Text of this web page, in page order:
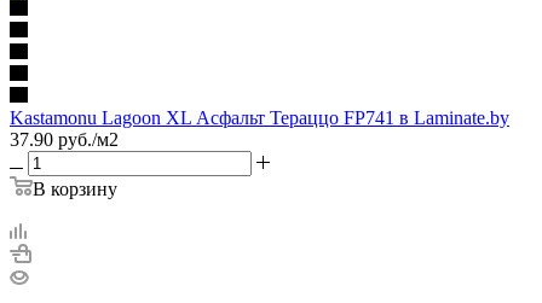
Kastamonu Lagoon XL Асфальт Тераццо FP741 в Laminate.by
37.90 руб./м2
В корзину